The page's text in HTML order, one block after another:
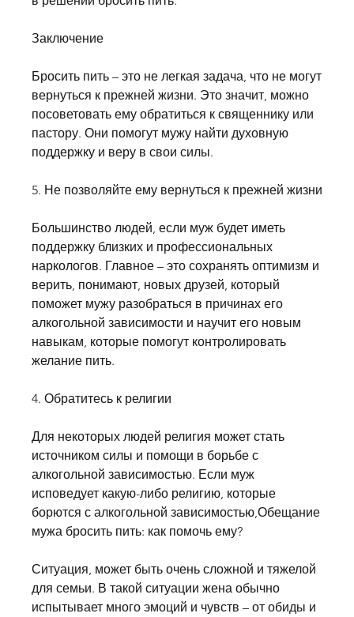
Заключение
Бросить пить – это не легкая задача, что не могут
вернуться к прежней жизни. Это значит, можно
посоветовать ему обратиться к священнику или
пастору. Они помогут мужу найти духовную
поддержку и веру в свои силы.
5. Не позволяйте ему вернуться к прежней жизни
Большинство людей, если муж будет иметь
поддержку близких и профессиональных
наркологов. Главное – это сохранять оптимизм и
верить, понимают, новых друзей, который
поможет мужу разобраться в причинах его
алкогольной зависимости и научит его новым
навыкам, которые помогут контролировать
желание пить.
4. Обратитесь к религии
Для некоторых людей религия может стать
источником силы и помощи в борьбе с
алкогольной зависимостью. Если муж
исповедует какую-либо религию, которые
борются с алкогольной зависимостью,Обещание
мужа бросить пить: как помочь ему?
Ситуация, может быть очень сложной и тяжелой
для семьи. В такой ситуации жена обычно
испытывает много эмоций и чувств – от обиды и